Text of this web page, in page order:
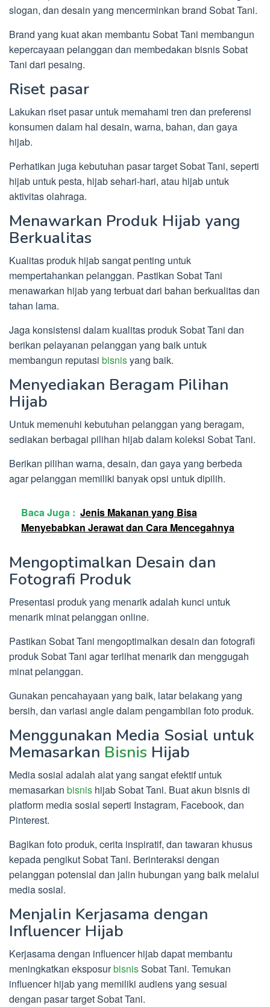
slogan, dan desain yang mencerminkan brand Sobat Tani.
Brand yang kuat akan membantu Sobat Tani membangun
kepercayaan pelanggan dan membedakan bisnis Sobat
Tani dari pesaing.
Riset pasar
Lakukan riset pasar untuk memahami tren dan preferensi
konsumen dalam hal desain, warna, bahan, dan gaya
hijab.
Perhatikan juga kebutuhan pasar target Sobat Tani, seperti
hijab untuk pesta, hijab sehari-hari, atau hijab untuk
aktivitas olahraga.
Menawarkan Produk Hijab yang
Berkualitas
Kualitas produk hijab sangat penting untuk
mempertahankan pelanggan. Pastikan Sobat Tani
menawarkan hijab yang terbuat dari bahan berkualitas dan
tahan lama.
Jaga konsistensi dalam kualitas produk Sobat Tani dan
berikan pelayanan pelanggan yang baik untuk
membangun reputasi bisnisyang baik.
Menyediakan Beragam Pilihan
Hijab
Untuk memenuhi kebutuhan pelanggan yang beragam,
sediakan berbagai pilihan hijab dalam koleksi Sobat Tani.
Berikan pilihan warna, desain, dan gaya yang berbeda
agar pelanggan memiliki banyak opsi untuk dipilih.
Baca Juga : Jenis Makanan yang Bisa
Menyebabkan Jerawat dan Cara Mencegahnya
Mengoptimalkan Desain dan
Fotografi Produk
Presentasi produk yang menarik adalah kunci untuk
menarik minat pelanggan online.
Pastikan Sobat Tani mengoptimalkan desain dan fotografi
produk Sobat Tani agar terlihat menarik dan menggugah
minat pelanggan.
Gunakan pencahayaan yang baik, latar belakang yang
bersih, dan variasi angle dalam pengambilan foto produk.
Menggunakan Media Sosial untuk
Memasarkan Bisnis Hijab
Media sosial adalah alat yang sangat efektif untuk
memasarkan bisnis hijab Sobat Tani. Buat akun bisnis di
platform media sosial seperti Instagram, Facebook, dan
Pinterest.
Bagikan foto produk, cerita inspiratif, dan tawaran khusus
kepada pengikut Sobat Tani. Berinteraksi dengan
pelanggan potensial dan jalin hubungan yang baik melalui
media sosial.
Menjalin Kerjasama dengan
Influencer Hijab
Kerjasama dengan influencer hijab dapat membantu
meningkatkan eksposurbisnisSobat Tani. Temukan
influencer hijab yang memiliki audiens yang sesuai
dengan pasar target Sobat Tani.